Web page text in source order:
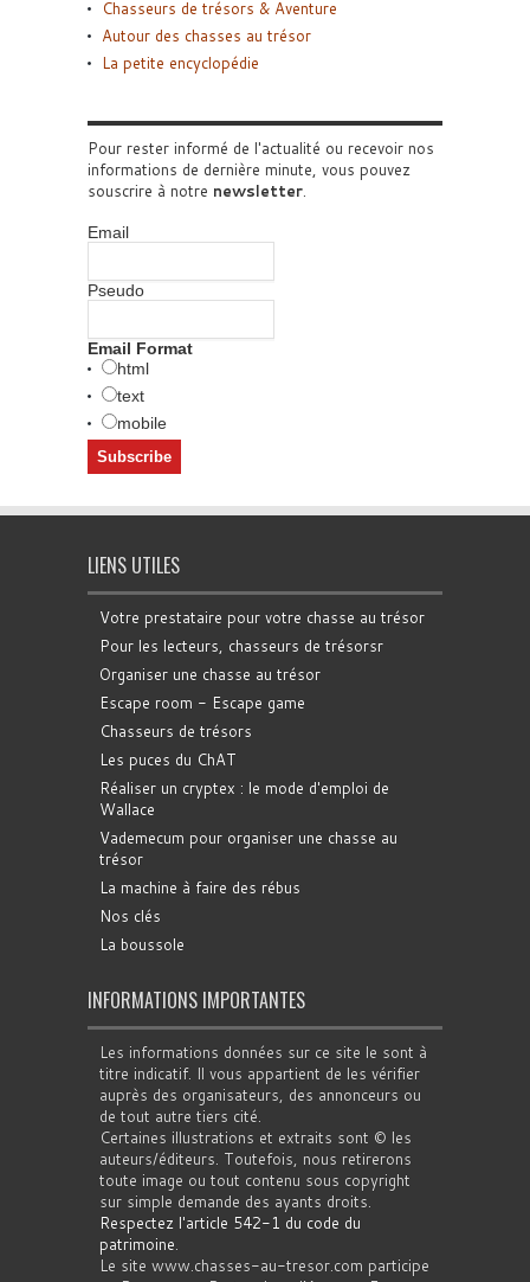
Chasseurs de trésors & Aventure
Autour des chasses au trésor
La petite encyclopédie
Pour rester informé de l'actualité ou recevoir nos
informations de dernière minute, vous pouvez
souscrire à notre newsletter.
Email
Pseudo
Email Format
html
text
mobile
LIENS UTILES
Votre prestataire pour votre chasse au trésor
Pour les lecteurs, chasseurs de trésorsr
Organiser une chasse au trésor
Escape room - Escape game
Chasseurs de trésors
Les puces du ChAT
Réaliser un cryptex : le mode d'emploi de
Wallace
Vademecum pour organiser une chasse au
trésor
La machine à faire des rébus
Nos clés
La boussole
INFORMATIONS IMPORTANTES
Les informations données sur ce site le sont à
titre indicatif. Il vous appartient de les vérifier
auprès des organisateurs, des annonceurs ou
de tout autre tiers cité.
Certaines illustrations et extraits sont © les
auteurs/éditeurs. Toutefois, nous retirerons
toute image ou tout contenu sous copyright
sur simple demande des ayants droits.
Respectez l'article 542-1 du code du
patrimoine.
Le site www.chasses-au-tresor.com participe